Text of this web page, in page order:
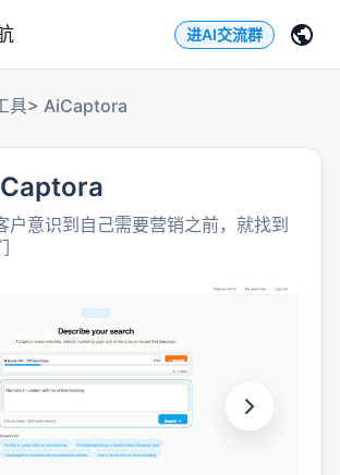
进AI交流群
具> AiCaptora
户意识到自己需要营销之前，就找到